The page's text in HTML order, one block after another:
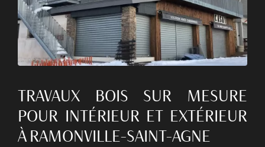
TRAVAUX BOIS SUR MESURE
POUR INTÉRIEUR ET EXTÉRIEUR
À RAMONVILLE-SAINT-AGNE